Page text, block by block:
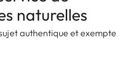
naturelles
authentique et exempte